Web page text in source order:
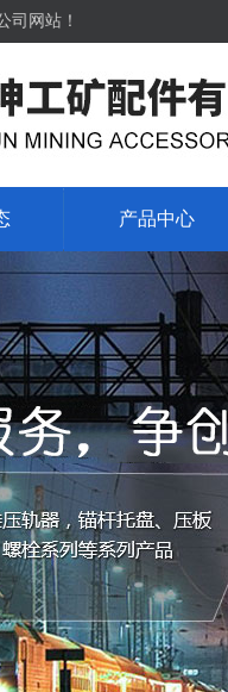
司网站！
产品中心